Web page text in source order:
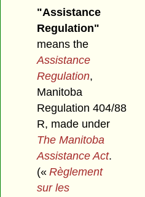
"Assistance
Regulation"
means the
Assistance
Regulation,
Manitoba
Regulation 404/88
R, made under
The Manitoba
Assistance Act.
(« Règlement
sur les